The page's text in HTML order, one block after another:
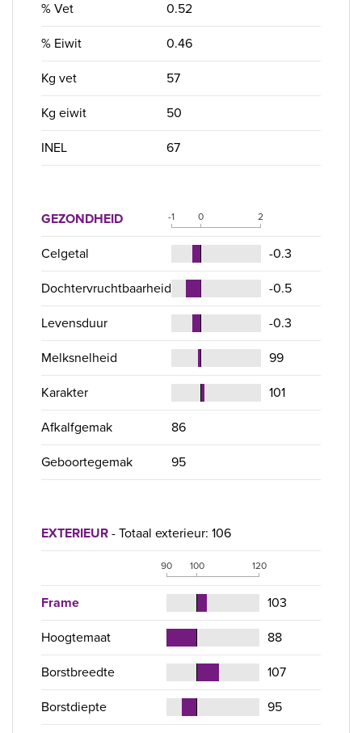
% Vet 0.52
% Eiwit 0.46
Kg vet 57
Kg eiwit 50
INEL 67
GEZONDHEID -1 0 2
Celgetal -0.3
Dochtervruchtbaarheid -0.5
Levensduur -0.3
Melksnelheid 99
Karakter 101
Afkalfgemak 86
Geboortegemak 95
EXTERIEUR - Totaal exterieur: 106
90 100 120
Frame 103
Hoogtemaat 88
Borstbreedte 107
Borstdiepte 95